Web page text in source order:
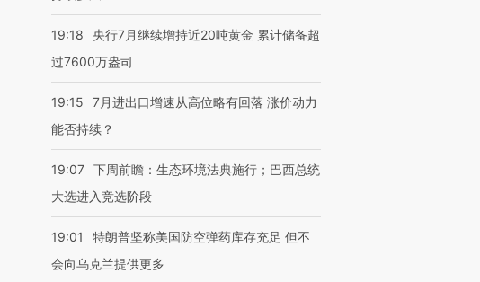
19:18
央行7月继续增持近20吨黄金 累计储备超
过7600万盎司
19:15
7月进出口增速从高位略有回落 涨价动力
能否持续？
19:07 下周前瞻：生态环境法典施行；巴西总统
大选进入竞选阶段
19:01
特朗普坚称美国防空弹药库存充足 但不
会向乌克兰提供更多